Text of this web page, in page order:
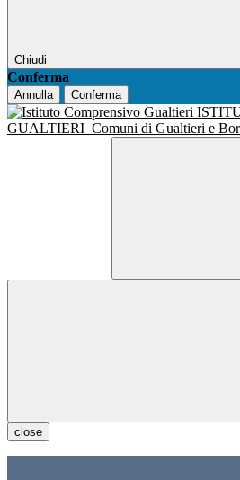
Chiudi
Conferma
Annulla Conferma
GUALTIERI Comuni di Gualtieri e
close